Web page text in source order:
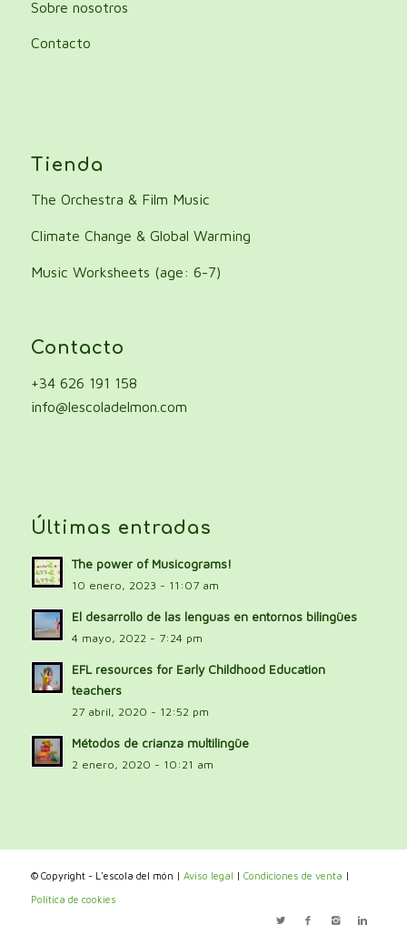
Sobre nosotros
Contacto
Tienda
The Orchestra & Film Music
Climate Change & Global Warming
Music Worksheets (age: 6-7)
Contacto
+34 626 191 158
info@lescoladelmon.com
Últimas entradas
The power of Musicograms!
10 enero, 2023 - 11:07 am
El desarrollo de las lenguas en entornos bilingües
4 mayo, 2022 - 7:24 pm
EFL resources for Early Childhood Education
teachers
27 abril, 2020 - 12:52 pm
Métodos de crianza multilingüe
2 enero, 2020 - 10:21 am
© Copyright - L'escola del món | Aviso legal | Condiciones de venta |
Política de cookies